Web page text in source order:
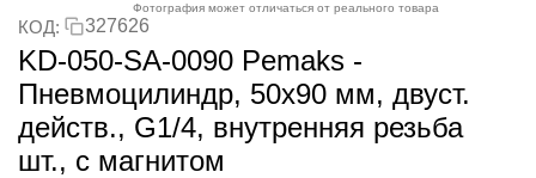
Фотография может отличаться от реального товара
КОД: 327626
KD-050-SA-0090 Pemaks -
Пневмоцилиндр, 50x90 мм, двуст.
действ., G1/4, внутренняя резьба
шт., с магнитом